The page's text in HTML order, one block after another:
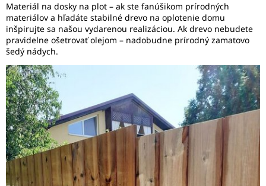
Materiál na dosky na plot – ak ste fanúšikom prírodných
materiálov a hľadáte stabilné drevo na oplotenie domu
inšpirujte sa našou vydarenou realizáciou. Ak drevo nebudete
pravidelne ošetrovať olejom – nadobudne prírodný zamatovo
šedý nádych.